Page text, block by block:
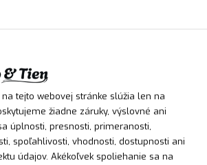
tejto webovej stránke slúžia len na
žiadne záruky, výslovné ani
úplnosti, presnosti, primeranosti,
spoľahlivosti, vhodnosti, dostupnosti ani
údajov. Akékoľvek spoliehanie sa na